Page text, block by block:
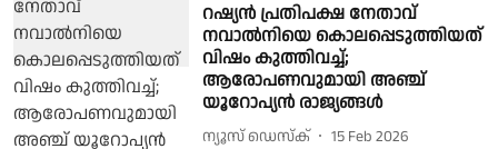
റഷ്യൻ പ്രതിപക്ഷ നേതാവ്
നവാല്‍നിയെ കൊലപ്പെടുത്തിയത്
വിഷം കുത്തിവച്ച്;
ആരോപണവുമായി അഞ്ച്
യൂറോപ്യൻ രാജ്യങ്ങൾ
ന്യൂസ് ഡെസ്ക്
15 Feb 2026